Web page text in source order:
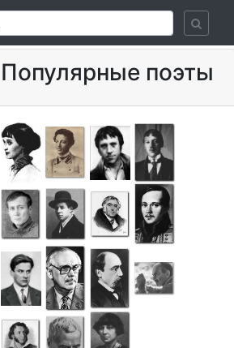
Популярные поэты